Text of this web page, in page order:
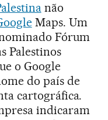
não
Maps. Um
Fórum
Palestinos
o Google
do país de
cartográfica.
indicaram